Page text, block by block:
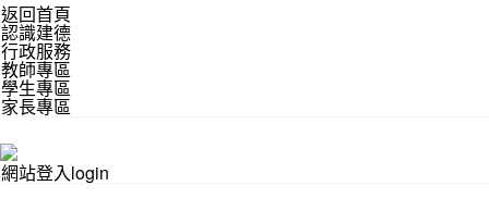
返回首頁
認識建德
行政服務
教師專區
學生專區
家長專區
網站登入login